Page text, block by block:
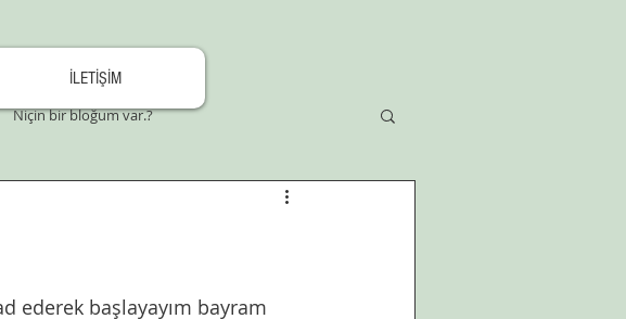
İLETİŞİM
Niçin bir bloğum var.?
ederek başlayayım bayram